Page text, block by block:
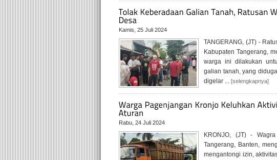
Kamis, 25 Juli 2024
TANGERANG, (JT) -
Kabupaten Tangerang,
warga ini dilakukan
galian tanah, yang
digelar ... [selengkapnya]
Rabu, 24 Juli 2024
KRONJO, (JT) -
Tangerang, Banten,
mengantongi izin,